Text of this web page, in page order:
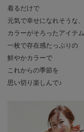
着るだけで
元気で幸せになれそうな、
カラーがそろったアイテム
一枚で存在感たっぷりの
鮮やかカラーで
これからの季節を
思い切り楽しんで♪